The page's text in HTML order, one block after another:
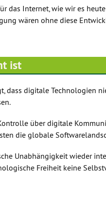
das Internet, wie wir es
wären ohne diese
ist
dass digitale Technologien
über digitale
die globale
Unabhängigkeit wieder
Freiheit keine